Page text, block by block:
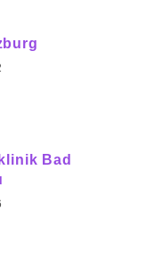
Bad